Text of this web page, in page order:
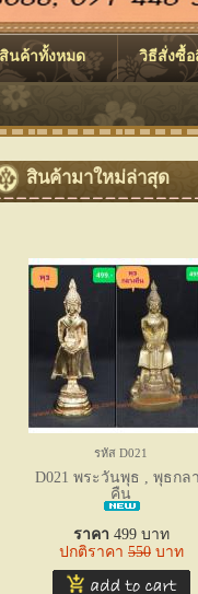
สินค้าทั้งหมด วิธีสั่งซื้
สินค้ามาใหม่ล่าสุด
รหัส D021
D021 พระวันพุธ , พุธกล
คืน
ราคา 499 บาท
ปกติราคา 550 บาท